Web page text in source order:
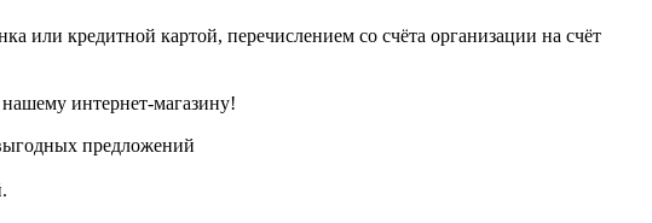
или кредитной картой, перечислением со счёта организации на счёт
интернет-магазину!
предложений